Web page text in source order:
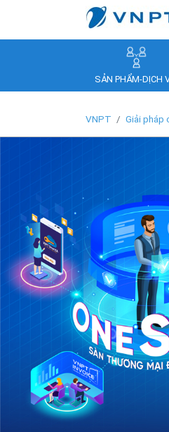
SẢN PHẨM-DỊCH
VNPT Giải pháp